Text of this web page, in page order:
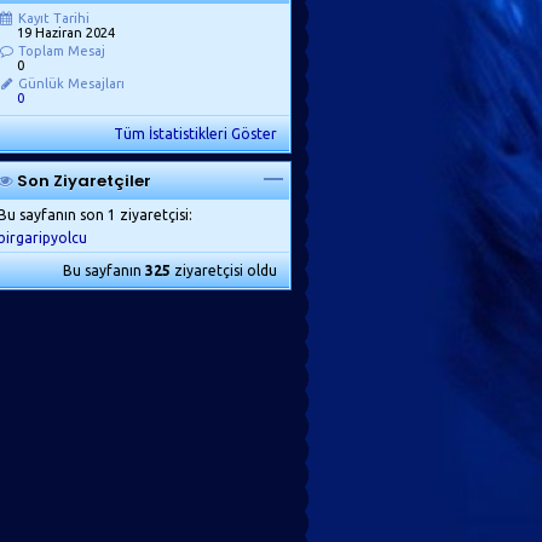
Kayıt Tarihi
19 Haziran 2024
Toplam Mesaj
0
Günlük Mesajları
0
Tüm İstatistikleri Göster
Son Ziyaretçiler
sayfanın son 1 ziyaretçisi:
Bu sayfanın325ziyaretçisi oldu